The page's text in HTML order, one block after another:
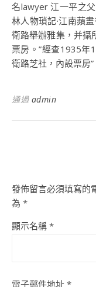
名lawyer 江一平之
林人物瑣記·江南蘋
衛路舉辦雅集，并攝
票房。”經查1935年
衛路芝社，內設票房
通過 admin
發佈留言必須填寫的
為 *
顯示名稱 *
電子郵件地址 *